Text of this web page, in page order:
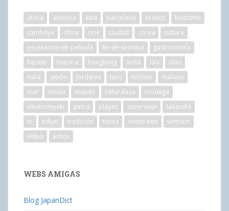
africa america asia barcelona brunch
budismo
camboya
china cine ciudad corea
cultura
escenarios-de-película
fin-de-semana
gastronomía
hipster
historia hongkong india isla
islas
italia
japón jordania laos lofoten
malasia
mar
moda mundo naturaleza
noruega
okonomiyaki
petra playas superviaje
tailandia
te
tokyo tradición túnez vesteralen
vietnam
vídeo
ártico
WEBS AMIGAS
Blog JapanDict